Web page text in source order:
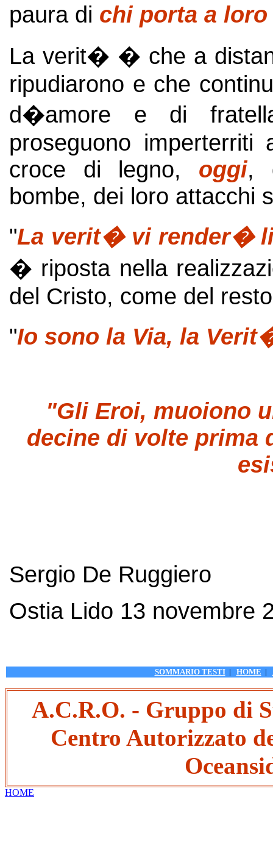
paura di chi porta a
La verit� � che a
ripudiarono e che
d�amore e di
proseguono
croce di legno, oggi,
bombe, dei loro attacchi
"La verit� vi render�
� riposta nella
del Cristo, come del
"Io sono la Via, la
"Gli Eroi, muoiono
decine di volte prima
Sergio De Ruggiero
Ostia Lido 13 novembre
SOMMARIO TESTI| HOME |
A.C.R.O. - Gruppo di
Centro Autorizzato
HOME